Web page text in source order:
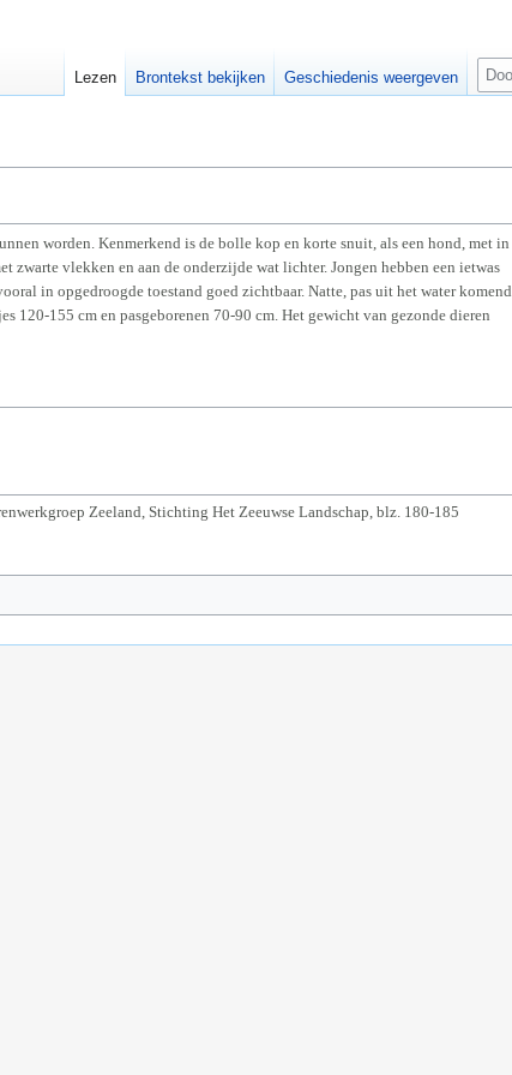
worden. Kenmerkend is de bolle kop en korte snuit, als een hond, met in
vlekken en aan de onderzijde wat lichter. Jongen hebben een ietwas
in opgedroogde toestand goed zichtbaar. Natte, pas uit het water komend
120-155 cm en pasgeborenen 70-90 cm. Het gewicht van gezonde dieren
Zeeland, Stichting Het Zeeuwse Landschap, blz. 180-185
Lezen Brontekst bekijken Geschiedenis weergeven
Z
e